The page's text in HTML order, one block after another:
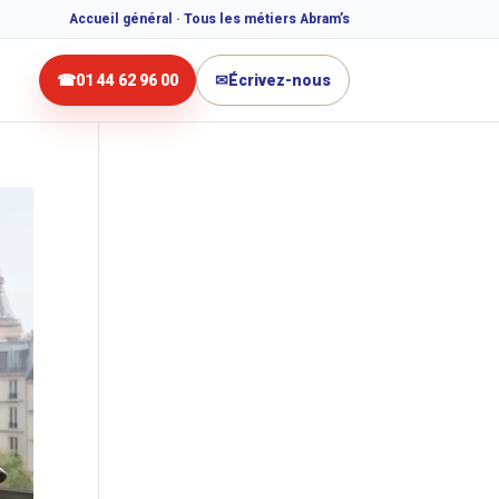
Accueil général · Tous les métiers Abram’s
☎01 44 62 96 00 ✉Écrivez-nous